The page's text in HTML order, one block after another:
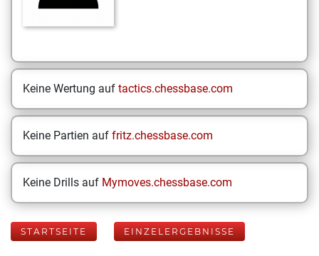
Keine Wertung auf tactics.chessbase.com
Keine Partien auf fritz.chessbase.com
Keine Drills auf Mymoves.chessbase.com
STARTSEITE EINZELERGEBNISSE